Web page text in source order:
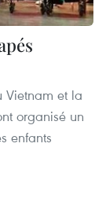
Vietnam et la
organisé un
enfants